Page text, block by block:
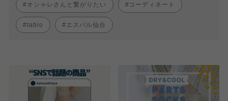
オシャレさんと繋がりたい コーディネート
tabio エスパル仙台